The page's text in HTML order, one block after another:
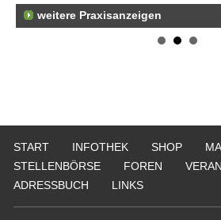
weitere Praxisanzeigen
START INFOTHEK SHOP
STELLENBÖRSE
FOREN
ADRESSBUCH
LINKS